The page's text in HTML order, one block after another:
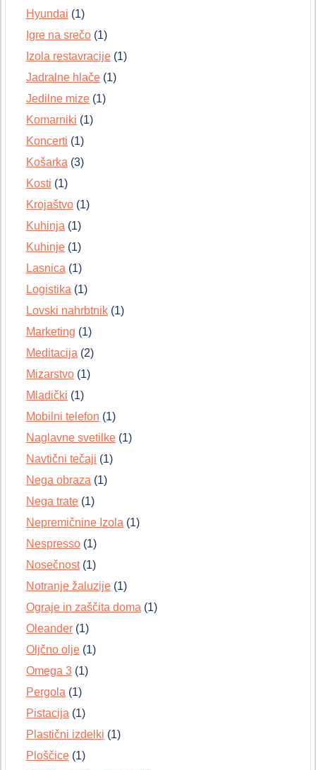
Hyundai (1)
Igre na srečo (1)
Izola restavracije (1)
Jadralne hlače (1)
Jedilne mize (1)
Komarniki (1)
Koncerti (1)
Košarka (3)
Kosti (1)
Krojaštvo (1)
Kuhinja (1)
Kuhinje (1)
Lasnica (1)
Logistika (1)
Lovski nahrbtnik (1)
Marketing (1)
Meditacija (2)
Mizarstvo (1)
Mladički (1)
Mobilni telefon (1)
Naglavne svetilke (1)
Navtični tečaji (1)
Nega obraza (1)
Nega trate (1)
Nepremičnine Izola (1)
Nespresso (1)
Nosečnost(1)
Notranje žaluzije (1)
Ograje in zaščita doma (1)
Oleander (1)
Oljčno olje (1)
Omega 3 (1)
Pergola (1)
Pistacija (1)
Plastični izdelki (1)
Ploščice (1)